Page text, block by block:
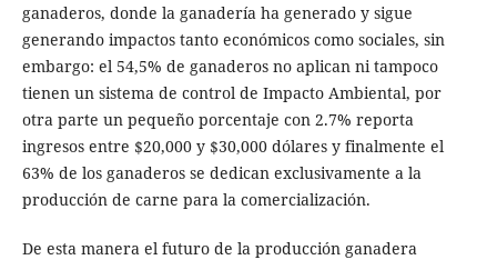
ganaderos, donde la ganadería ha generado y sigue
generando impactos tanto económicos como sociales, sin
embargo: el 54,5% de ganaderos no aplican ni tampoco
tienen un sistema de control de Impacto Ambiental, por
otra parte un pequeño porcentaje con 2.7% reporta
ingresos entre $20,000 y $30,000 dólares y finalmente el
63% de los ganaderos se dedican exclusivamente a la
producción de carne para la comercialización.
De esta manera el futuro de la producción ganadera